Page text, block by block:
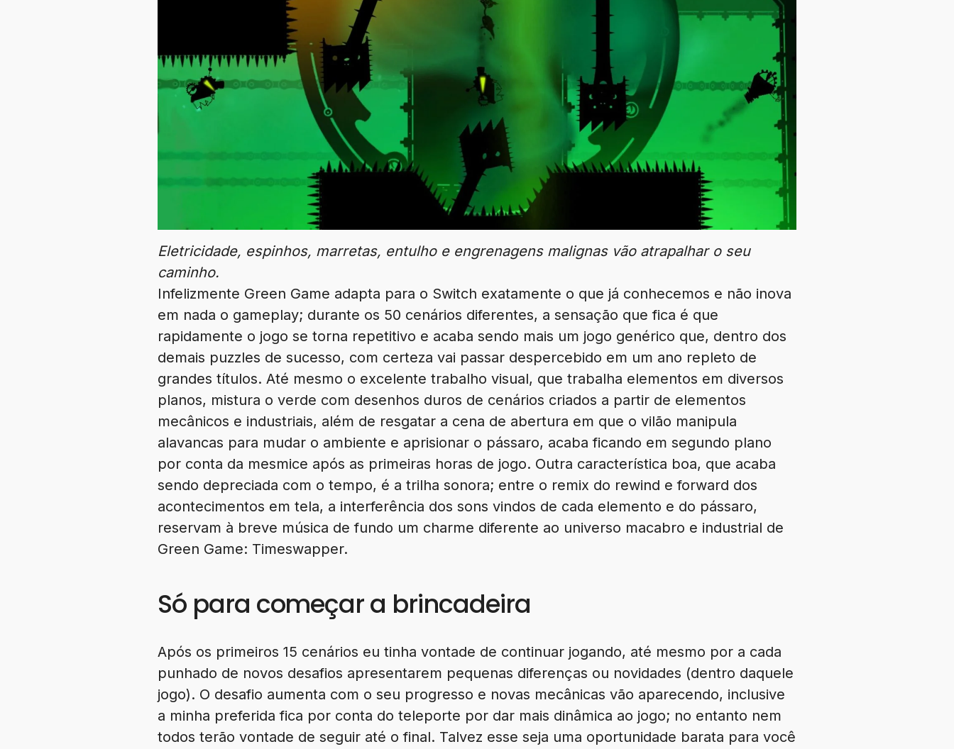
Eletricidade, espinhos, marretas, entulho e engrenagens malignas vão atrapalhar o seu
caminho.
Infelizmente Green Game adapta para o Switch exatamente o que já conhecemos e não inova
em nada o gameplay; durante os 50 cenários diferentes, a sensação que fica é que
rapidamente o jogo se torna repetitivo e acaba sendo mais um jogo genérico que, dentro dos
demais puzzles de sucesso, com certeza vai passar despercebido em um ano repleto de
grandes títulos. Até mesmo o excelente trabalho visual, que trabalha elementos em diversos
planos, mistura o verde com desenhos duros de cenários criados a partir de elementos
mecânicos e industriais, além de resgatar a cena de abertura em que o vilão manipula
alavancas para mudar o ambiente e aprisionar o pássaro, acaba ficando em segundo plano
por conta da mesmice após as primeiras horas de jogo. Outra característica boa, que acaba
sendo depreciada com o tempo, é a trilha sonora; entre o remix do rewind e forward dos
acontecimentos em tela, a interferência dos sons vindos de cada elemento e do pássaro,
reservam à breve música de fundo um charme diferente ao universo macabro e industrial de
Green Game: Timeswapper.
Só para começar a brincadeira
Após os primeiros 15 cenários eu tinha vontade de continuar jogando, até mesmo por a cada
punhado de novos desafios apresentarem pequenas diferenças ou novidades (dentro daquele
jogo). O desafio aumenta com o seu progresso e novas mecânicas vão aparecendo, inclusive
a minha preferida fica por conta do teleporte por dar mais dinâmica ao jogo; no entanto nem
todos terão vontade de seguir até o final. Talvez esse seja uma oportunidade barata para você